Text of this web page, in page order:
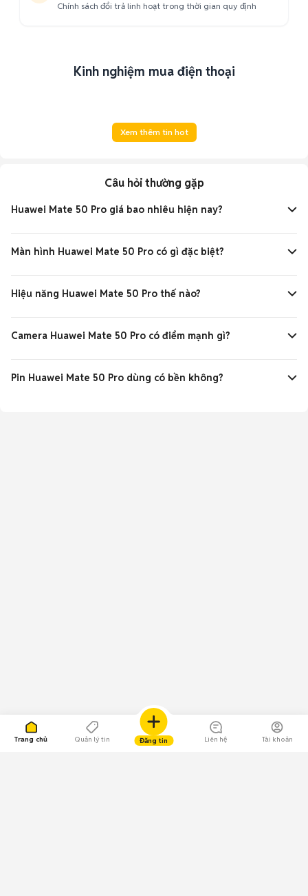
Trang chủ Quản lý tin Đăng tin Liên hệ Tài khoản
Chính sách đổi trả linh hoạt trong thời gian quy định
Kinh nghiệm mua điện thoại
Xem thêm tin hot
Câu hỏi thường gặp
Huawei Mate 50 Pro giá bao nhiêu hiện nay?
Màn hình Huawei Mate 50 Pro có gì đặc biệt?
Hiệu năng Huawei Mate 50 Pro thế nào?
Camera Huawei Mate 50 Pro có điểm mạnh gì?
Pin Huawei Mate 50 Pro dùng có bền không?